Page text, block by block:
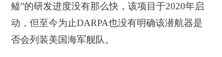
鲼”的研发进度没有那么快，该项目于2020年启
动，但至今为止DARPA也没有明确该潜航器是
否会列装美国海军舰队。